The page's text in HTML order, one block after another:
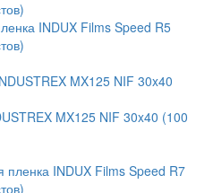
INDUX Films Speed R5
MX125 NIF 30x40 (100